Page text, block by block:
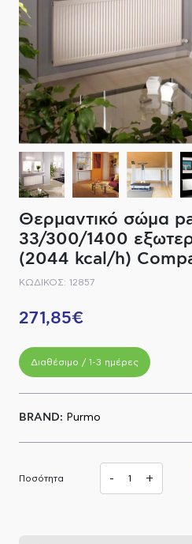
ΔΙΑΚΟΠΤΙΚΟ ΥΛΙΚΟ
ΕΞΟΠΛΙΣΜΟΣ ΘΕΡΜΑΝΣΗΣ
ΗΛΕΚΤΡΙΚΗ ΘΕΡΜΑΝΣΗ
ΦΙΛΤΡΑ ΜΠΑΝΙΟΥ
ΚΑΝΑΤΕΣ-ΠΑΓΟΥΡΙΑ ΦΙΛΤΡΟΥ
ΚΑΘΡΕΠΤΕΣ
ΚΑΜΠΙΝΕΣ
ΑΞΕΣΟΥΑΡ
ΜΠΑΤΑΡΙΕΣ ΜΠΑΝΙΟΥ
ΣΤΗΛΕΣ - ΥΔΡΟΜΑΣΑΖ
ΚΑΖΑΝΑΚΙΑ
ΚΑΝΑΛΙΑ ΝΤΟΥΖΙΕΡΑΣ
ΕΞΑΡΤΗΜΑΤΑ ΝΤΟΥΣ
Α.Μ.Ε.Α
Θερμαντικό σώμα
33/300/1400
(2044 kcal/h)
ΚΩΔΙΚΟΣ: 12857
271,85€
Διαθέσιμο / 1-3 ημέρες
BRAND: Purmo
Ποσότητα - +